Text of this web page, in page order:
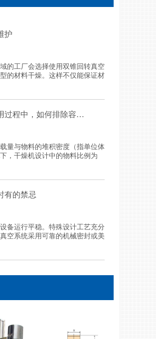
护
的工厂会选择使用双锥回转真空
的材料干燥。这样不仅能保证材
过程中，如何排除容…
量与物料的堆积密度（指单位体
，干燥机设计中的物料比例为
有的禁忌
备运行平稳。特殊设计工艺充分
空系统采用可靠的机械密封或美